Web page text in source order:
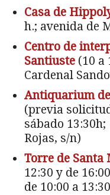
Casa de
h.; avenida de
Centro de
Santiuste (10 a
Cardenal
Antiquarium
(previa
sábado
Rojas, s/n)
Torre de Santa
12:30 y de
de 10:00 a